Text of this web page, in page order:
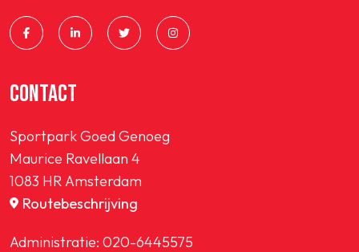
CONTACT
Sportpark Goed Genoeg
Maurice Ravellaan 4
1083 HR Amsterdam
Routebeschrijving
Administratie: 020-6445575